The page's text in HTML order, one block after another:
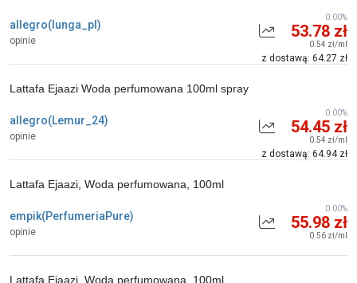
allegro(lunga_pl)
opinie 53.78 zł
0.54 zł/ml
z dostawą: 64.27 zł
0.00%
allegro(Lemur_24)
opinie
Lattafa Ejaazi Woda perfumowana 100ml spray
54.45 zł
0.54 zł/ml
z dostawą: 64.94 zł
0.00%
empik(PerfumeriaPure)
opinie
Lattafa Ejaazi, Woda perfumowana, 100ml
55.98 zł
0.56 zł/ml
0.00%
Lattafa Ejaazi, Woda perfumowana, 100ml